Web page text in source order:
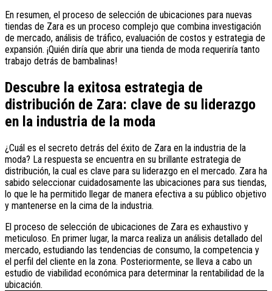
En resumen, el proceso de selección de ubicaciones para nuevas
tiendas de Zara es un proceso complejo que combina investigación
de mercado, análisis de tráfico, evaluación de costos y estrategia de
expansión. ¡Quién diría que abrir una tienda de moda requeriría tanto
trabajo detrás de bambalinas!
Descubre la exitosa estrategia de
distribución de Zara: clave de su liderazgo
en la industria de la moda
¿Cuál es el secreto detrás del éxito de Zara en la industria de la
moda? La respuesta se encuentra en su brillante estrategia de
distribución, la cual es clave para su liderazgo en el mercado. Zara ha
sabido seleccionar cuidadosamente las ubicaciones para sus tiendas,
lo que le ha permitido llegar de manera efectiva a su público objetivo
y mantenerse en la cima de la industria.
El proceso de selección de ubicaciones de Zara es exhaustivo y
meticuloso. En primer lugar, la marca realiza un análisis detallado del
mercado, estudiando las tendencias de consumo, la competencia y
el perfil del cliente en la zona. Posteriormente, se lleva a cabo un
estudio de viabilidad económica para determinar la rentabilidad de la
ubicación.